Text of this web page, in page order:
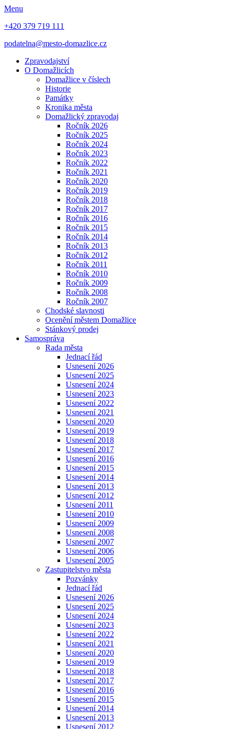
Menu
+420 379 719 111
podatelna@mesto-domazlice.cz
Zpravodajství
O Domažlicích
Domažlice v číslech
Historie
Památky
Kronika města
Domažlický zpravodaj
Ročník 2026
Ročník 2025
Ročník 2024
Ročník 2023
Ročník 2022
Ročník 2021
Ročník 2020
Ročník 2019
Ročník 2018
Ročník 2017
Ročník 2016
Ročnik 2015
Ročník 2014
Ročník 2013
Ročník 2012
Ročník 2011
Ročník 2010
Ročník 2009
Ročník 2008
Ročník 2007
Chodské slavnosti
Ocenění městem Domažlice
Stánkový prodej
Samospráva
Rada města
Jednací řád
Usnesení 2026
Usnesení 2025
Usnesení 2024
Usnesení 2023
Usnesení 2022
Usnesení 2021
Usnesení 2020
Usnesení 2019
Usnesení 2018
Usnesení 2017
Usnesení 2016
Usnesení 2015
Usnesení 2014
Usnesení 2013
Usnesení 2012
Usnesení 2011
Usnesení 2010
Usnesení 2009
Usnesení 2008
Usnesení 2007
Usnesení 2006
Usnesení 2005
Zastupitelstvo města
Pozvánky
Jednací řád
Usnesení 2026
Usnesení 2025
Usnesení 2024
Usnesení 2023
Usnesení 2022
Usnesení 2021
Usnesení 2020
Usnesení 2019
Usnesení 2018
Usnesení 2017
Usnesení 2016
Usnesení 2015
Usnesení 2014
Usnesení 2013
Usnesení 2012